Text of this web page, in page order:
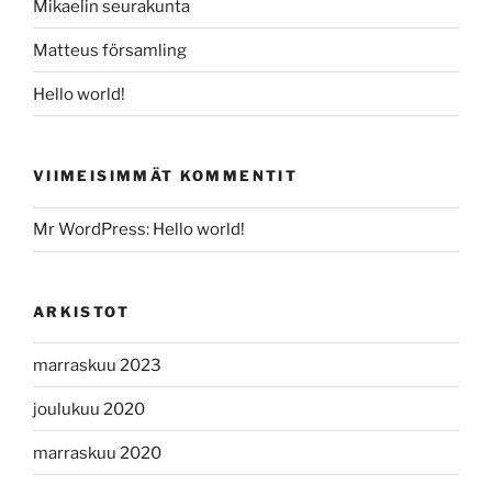
Mikaelin seurakunta
Matteus församling
Hello world!
VIIMEISIMMÄT KOMMENTIT
Mr WordPress: Hello world!
ARKISTOT
marraskuu 2023
joulukuu 2020
marraskuu 2020